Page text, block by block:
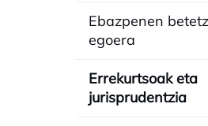
Ebazpenen
egoera
Errekurtsoak eta
jurisprudentzia